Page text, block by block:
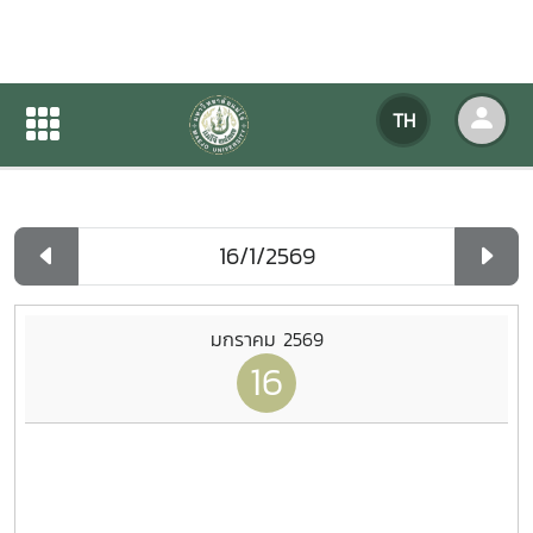
TH
ปฏิทินกิจกรรมของหน่วยงาน
ปฏิทินกิจกรรมของหน่วยงาน
มกราคม 2569
16